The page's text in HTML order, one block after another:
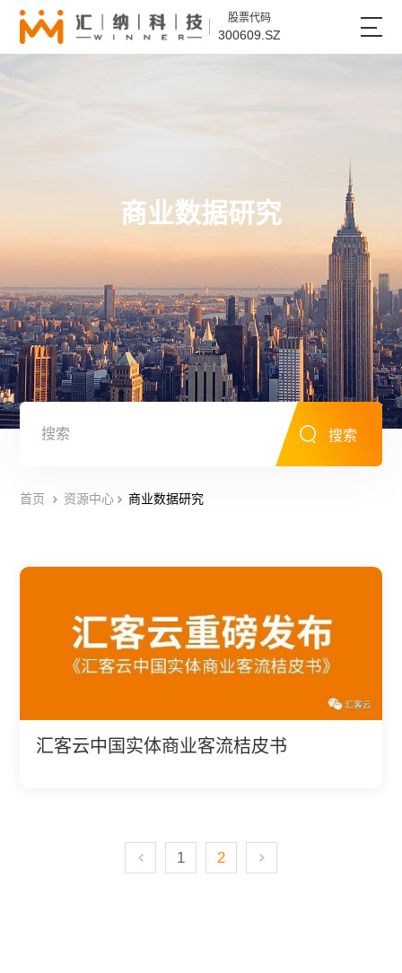
股票代码
300609.SZ
商业数据研究
搜索
首页 资源中心 商业数据研究
汇客云中国实体商业客流桔皮书
1 2